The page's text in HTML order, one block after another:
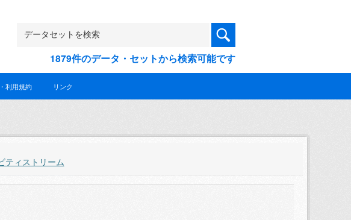
1879件のデータ・セットから検索可能です
利用規約 リンク
ティストリーム